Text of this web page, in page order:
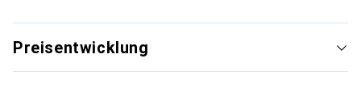
Preisentwicklung